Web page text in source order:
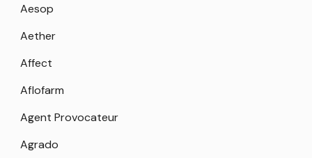
Aesop
Aether
Affect
Aflofarm
Agent Provocateur
Agrado